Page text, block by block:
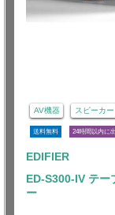
AV機器 スピーカー
送料無料 24時間以内に
EDIFIER
ED-S300-IV テー
ー